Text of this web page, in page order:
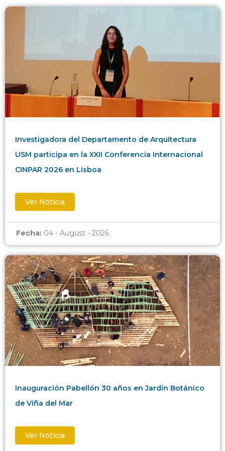
Investigadora del Departamento de Arquitectura
USM participa en la XXII Conferencia Internacional
CINPAR 2026 en Lisboa
Ver Noticia
Fecha: 04 - August - 2026
Inauguración Pabellón 30 años en Jardín Botánico
de Viña del Mar
Ver Noticia